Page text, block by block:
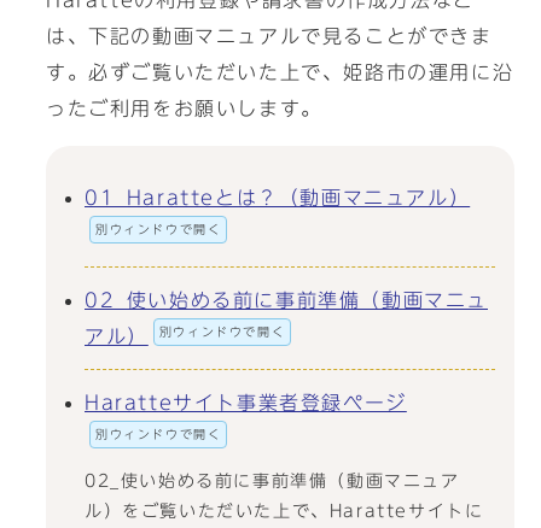
は、下記の動画マニュアルで見ることができま
す。必ずご覧いただいた上で、姫路市の運用に沿
ったご利用をお願いします。
01_Haratteとは？（動画マニュアル）
別ウィンドウで開く
02_使い始める前に事前準備（動画マニュ
アル）
別ウィンドウで開く
Haratteサイト事業者登録ページ
別ウィンドウで開く
02_使い始める前に事前準備（動画マニュア
ル）をご覧いただいた上で、Haratteサイトに